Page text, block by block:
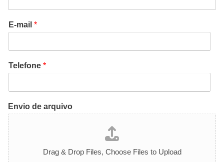
E-mail *
Telefone *
Envio de arquivo
Drag & Drop Files, Choose Files to Upload
Tipo do Projeto
Criação de Site